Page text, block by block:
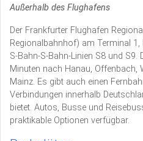
Außerhalb des Flughafens
Der Frankfurter Flughafen
Regionalbahnhof) am Terminal 1,
S-Bahn-S-Bahn-Linien S8 und S9.
Minuten nach Hanau, Offenbach,
Mainz. Es gibt auch einen
Verbindungen innerhalb
bietet. Autos, Busse und
praktikable Optionen verfügbar.